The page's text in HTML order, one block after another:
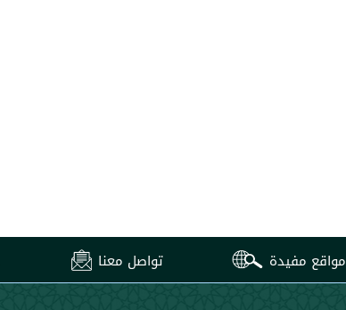
مواقع مفيدة تواصل معنا